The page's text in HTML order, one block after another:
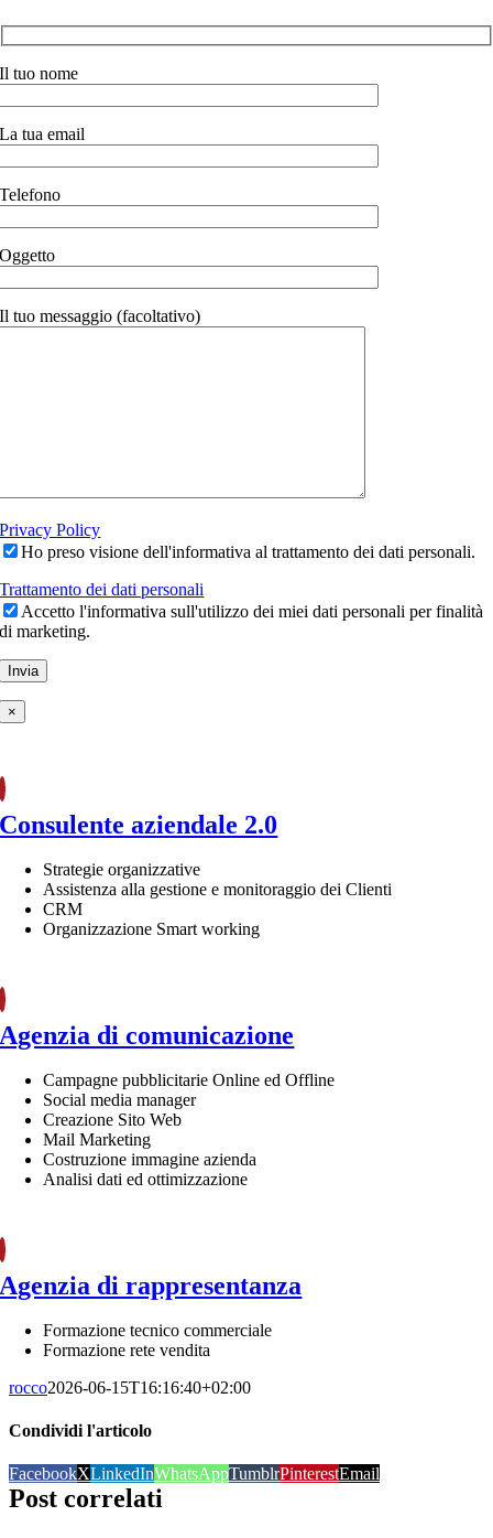
Il tuo nome
La tua email
Telefono
Oggetto
Il tuo messaggio (facoltativo)
Privacy Policy
Ho preso visione dell'informativa al trattamento dei dati personali.
Trattamento dei dati personali
Accetto l'informativa sull'utilizzo dei miei dati personali per finalità
di marketing.
×
Consulente aziendale 2.0
Strategie organizzative
Assistenza alla gestione e monitoraggio dei Clienti
CRM
Organizzazione Smart working
Agenzia di comunicazione
Campagne pubblicitarie Online ed Offline
Social media manager
Creazione Sito Web
Mail Marketing
Costruzione immagine azienda
Analisi dati ed ottimizzazione
Agenzia di rappresentanza
Formazione tecnico commerciale
Formazione rete vendita
rocco2026-06-15T16:16:40+02:00
Condividi l'articolo
FacebookXLinkedInWhatsAppTumblrPinterestEmail
Post correlati